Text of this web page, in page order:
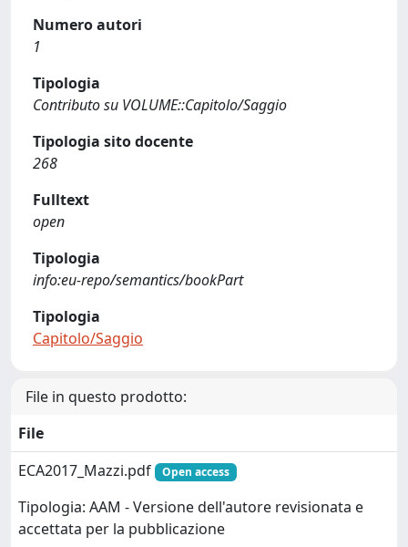
Numero autori
1
Tipologia
Contributo su VOLUME::Capitolo/Saggio
Tipologia sito docente
268
Fulltext
open
Tipologia
info:eu-repo/semantics/bookPart
Tipologia
Capitolo/Saggio
File in questo prodotto:
File
ECA2017_Mazzi.pdf
Open access
Tipologia: AAM - Versione dell'autore revisionata e
accettata per la pubblicazione